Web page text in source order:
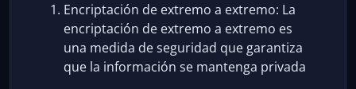
Encriptación de extremo a extremo: La
encriptación de extremo a extremo es
una medida de seguridad que garantiza
que la información se mantenga privada